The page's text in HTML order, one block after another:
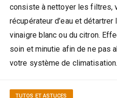
consiste à nettoyer les filtres,
récupérateur d’eau et détartrer
vinaigre blanc ou du citron.
soin et minutie afin de ne pas
votre système de climatisation.
TUTOS ET ASTUCES